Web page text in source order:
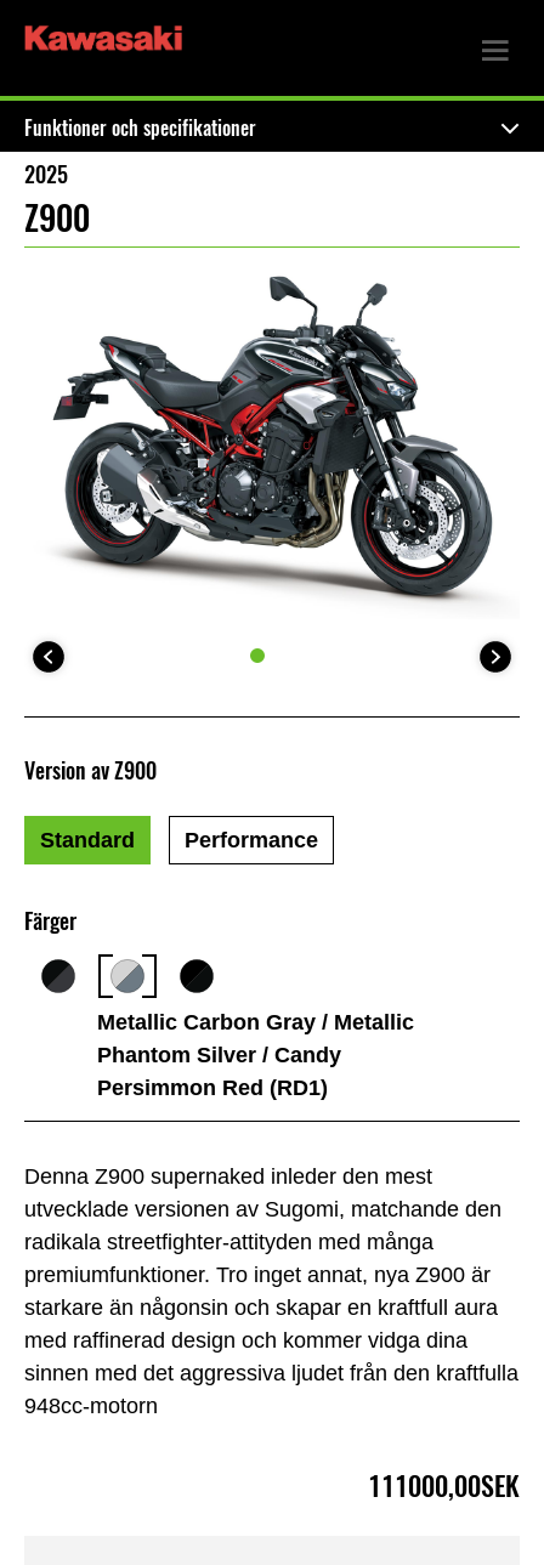
Funktioner och specifikationer
2025
Z900
Denna Z900 supernaked inleder den mest
utvecklade versionen av Sugomi, matchande den
radikala streetfighter-attityden med många
premiumfunktioner. Tro inget annat, nya Z900 är
starkare än någonsin och skapar en kraftfull aura
med raffinerad design och kommer vidga dina
sinnen med det aggressiva ljudet från den kraftfulla
948cc-motorn
111000,00SEK
Färger
Metallic Carbon Gray / Metallic
Phantom Silver / Candy
Persimmon Red (RD1)
Version av Z900
Standard Performance